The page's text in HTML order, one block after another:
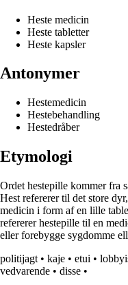
Heste medicin
Heste tabletter
Heste kapsler
Antonymer
Hestemedicin
Hestebehandling
Hestedråber
Etymologi
Ordet hestepille kommer fra
Hest refererer til det store
medicin i form af en lille
refererer hestepille til en
eller forebygge sygdomme
politijagt • kaje • etui •
vedvarende • disse •